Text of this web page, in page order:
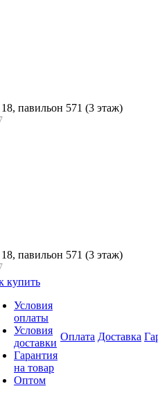
павильон 571 (3 этаж)
павильон 571 (3 этаж)
купить
Условия
оплаты
Условия
доставки
Гарантия
на товар
Оптом
Оплата Доставка